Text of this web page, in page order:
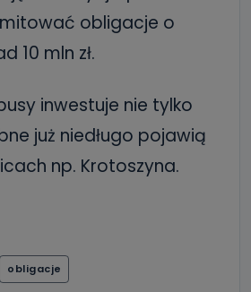
obligacje o
10 mln zł.
inwestuje nie tylko
już niedługo pojawią
np. Krotoszyna.
obligacje